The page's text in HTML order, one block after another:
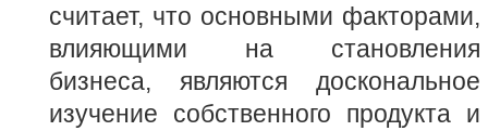
считает, что основными факторами,
влияющими на становления
бизнеса, являются доскональное
изучение собственного продукта и